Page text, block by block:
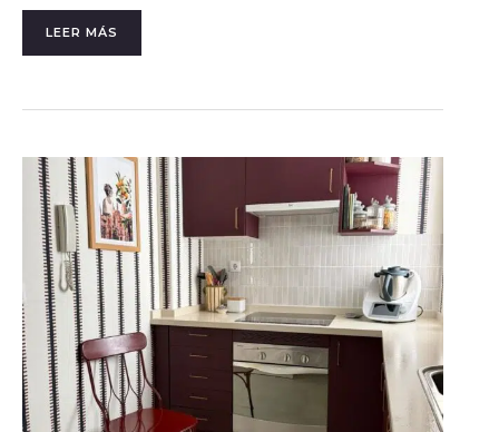
LEER MÁS
¿POR
DÓNDE
EMPEZAR?
COMO
PINTAR
UNA
CASA
PASO
A
PASO